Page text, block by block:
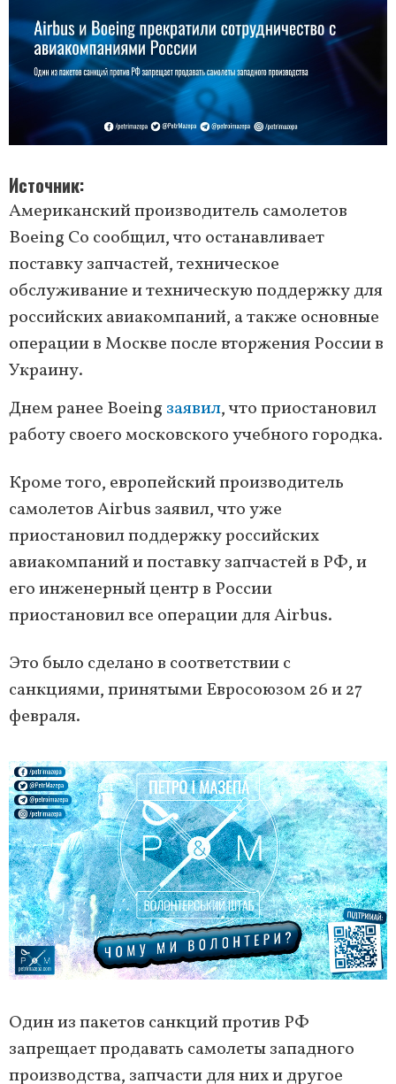
Источник
Американский производитель самолетов
Boeing Co сообщил, что останавливает
поставку запчастей, техническое
обслуживание и техническую поддержку для
российских авиакомпаний, а также основные
операции в Москве после вторжения России в
Украину.
Днем ранее Boeing заявил, что приостановил
работу своего московского учебного городка.
Кроме того, европейский производитель
самолетов Airbus заявил, что уже
приостановил поддержку российских
авиакомпаний и поставку запчастей в РФ, и
его инженерный центр в России
приостановил все операции для Airbus.
Это было сделано в соответствии с
санкциями, принятыми Евросоюзом 26 и 27
февраля.
Один из пакетов санкций против РФ
запрещает продавать самолеты западного
производства, запчасти для них и другое